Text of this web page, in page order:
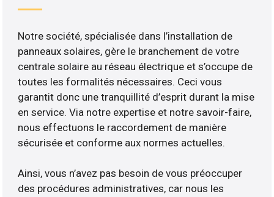
Notre société, spécialisée dans l’installation de
panneaux solaires, gère le branchement de votre
centrale solaire au réseau électrique et s’occupe de
toutes les formalités nécessaires. Ceci vous
garantit donc une tranquillité d’esprit durant la mise
en service. Via notre expertise et notre savoir-faire,
nous effectuons le raccordement de manière
sécurisée et conforme aux normes actuelles.
Ainsi, vous n’avez pas besoin de vous préoccuper
des procédures administratives, car nous les